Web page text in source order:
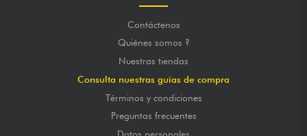
Contáctenos
Quiénes somos ?
Nuestras tiendas
Consulta nuestras guías de compra
Términos y condiciones
Preguntas frecuentes